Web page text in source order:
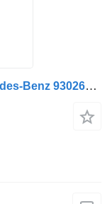
Splitter de Viteze para camião Mercedes-Benz 9302601411 / 9302602311 / 9462603661 / 9462603561 / A9462603661 / A9462603561 / A9302601411